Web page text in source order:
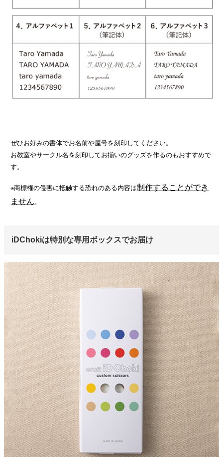
ぜひお好みの書体でお名前や屋号を刻印してください。
お教室やサークル名を刻印してお揃いのグッズを作るのもおすすめで
す。
※商標権の侵害に抵触する恐れのある内容は制作することができ
ません。
iDChokiは特別な専用ボックスでお届け